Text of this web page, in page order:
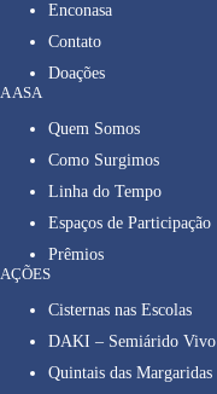
Enconasa
Contato
Doações
A ASA
Quem Somos
Como Surgimos
Linha do Tempo
Espaços de Participação
Prêmios
AÇÕES
Cisternas nas Escolas
DAKI – Semiárido Vivo
Quintais das Margaridas